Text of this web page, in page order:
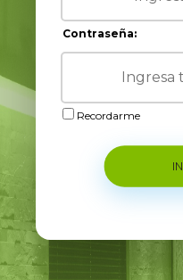
Contraseña:
Recordarme